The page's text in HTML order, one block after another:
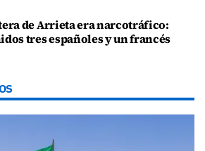
de Arrieta era narcotráfico:
tres españoles y un francés